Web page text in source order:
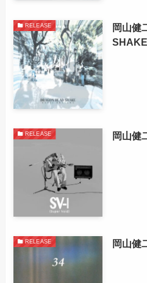
RELEASE
岡山健
SHAKE
RELEASE 岡山健
RELEASE 岡山健